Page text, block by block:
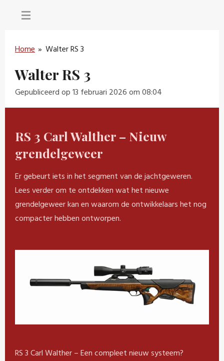
hoofdinhoud
Home » Walter RS 3
Walter RS 3
Gepubliceerd op 13 februari 2026 om 08:04
RS 3 Carl Walther – Nieuw
grendelgeweer
Er gebeurt iets in het segment van de jachtgeweren.
Lees verder om te ontdekken wat het nieuwe
grendelgeweer kan en waarom de ontwikkelaars het nog
compacter hebben ontworpen.
RS 3 Carl Walther – Een compleet nieuw systeem?